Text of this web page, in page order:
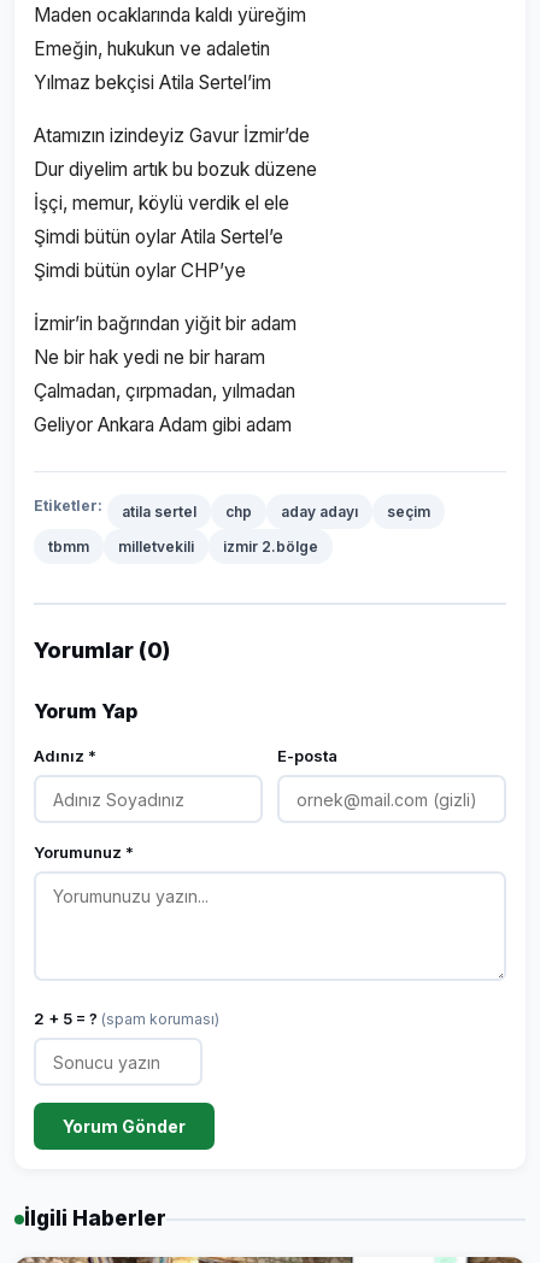
Maden ocaklarında kaldı yüreğim
Emeğin, hukukun ve adaletin
Yılmaz bekçisi Atila Sertel’im
Atamızın izindeyiz Gavur İzmir’de
Dur diyelim artık bu bozuk düzene
İşçi, memur, köylü verdik el ele
Şimdi bütün oylar Atila Sertel’e
Şimdi bütün oylar CHP’ye
İzmir’in bağrından yiğit bir adam
Ne bir hak yedi ne bir haram
Çalmadan, çırpmadan, yılmadan
Geliyor Ankara Adam gibi adam
Etiketler: atila sertel chp aday adayı
seçim
tbmm
milletvekili izmir 2.bölge
Yorumlar (0)
Yorum Yap
Adınız * E-posta
Yorumunuz *
2 + 5 = ? (spam koruması)
Yorum Gönder
İlgili Haberler